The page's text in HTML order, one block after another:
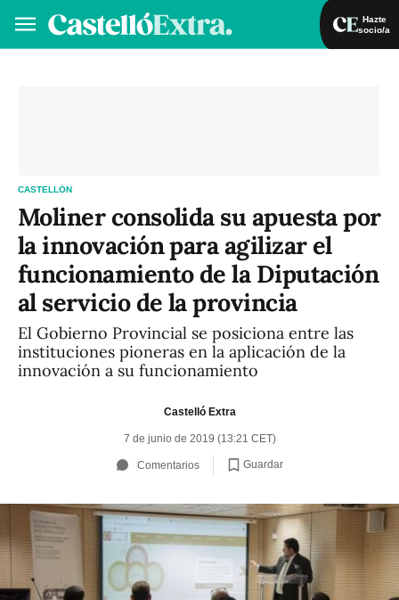
Hazte
socio/a
CASTELLÓN
Moliner consolida su apuesta por
la innovación para agilizar el
funcionamiento de la Diputación
al servicio de la provincia
El Gobierno Provincial se posiciona entre las
instituciones pioneras en la aplicación de la
innovación a su funcionamiento
Castelló Extra
7 de junio de 2019 (13:21 CET)
Comentarios Guardar